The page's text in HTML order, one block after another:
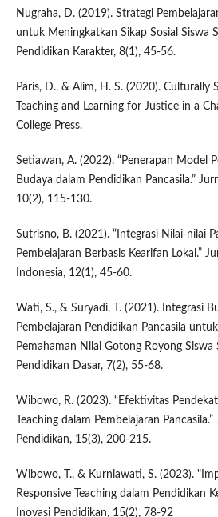
Nugraha, D. (2019). Strategi
untuk Meningkatkan Sikap Sosial Siswa
Pendidikan Karakter, 8(1), 45-56.
Paris, D., & Alim, H. S. (2020). Culturally
Teaching and Learning for Justice in a
College Press.
Setiawan, A. (2022). “Penerapan Model
Budaya dalam Pendidikan Pancasila.”
10(2), 115-130.
Sutrisno, B. (2021). “Integrasi Nilai-nilai
Pembelajaran Berbasis Kearifan Lokal.”
Indonesia, 12(1), 45-60.
Wati, S., & Suryadi, T. (2021). Integrasi
Pembelajaran Pendidikan Pancasila
Pemahaman Nilai Gotong Royong Siswa
Pendidikan Dasar, 7(2), 55-68.
Wibowo, R. (2023). “Efektivitas
Teaching dalam Pembelajaran
Pendidikan, 15(3), 200-215.
Wibowo, T., & Kurniawati, S. (2023).
Responsive Teaching dalam Pendidikan
Inovasi Pendidikan, 15(2), 78-92